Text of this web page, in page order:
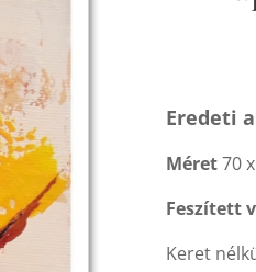
Eredeti
Méret70
Feszített
Keret